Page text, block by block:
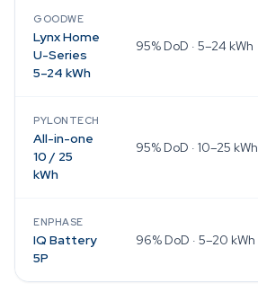
GOODWE
Lynx Home
U-Series
5–24 kWh
95% DoD · 5–24 kWh
PYLONTECH
All-in-one
10 / 25
kWh
95% DoD · 10–25 kWh
ENPHASE
IQ Battery
5P
96% DoD · 5–20 kWh